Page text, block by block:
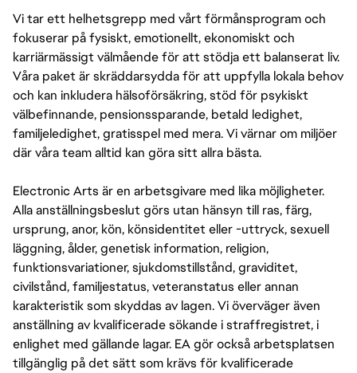
Vi tar ett helhetsgrepp med vårt förmånsprogram och
fokuserar på fysiskt, emotionellt, ekonomiskt och
karriärmässigt välmående för att stödja ett balanserat liv.
Våra paket är skräddarsydda för att uppfylla lokala behov
och kan inkludera hälsoförsäkring, stöd för psykiskt
välbefinnande, pensionssparande, betald ledighet,
familjeledighet, gratisspel med mera. Vi värnar om miljöer
där våra team alltid kan göra sitt allra bästa.
Electronic Arts är en arbetsgivare med lika möjligheter.
Alla anställningsbeslut görs utan hänsyn till ras, färg,
ursprung, anor, kön, könsidentitet eller -uttryck, sexuell
läggning, ålder, genetisk information, religion,
funktionsvariationer, sjukdomstillstånd, graviditet,
civilstånd, familjestatus, veteranstatus eller annan
karakteristik som skyddas av lagen. Vi överväger även
anställning av kvalificerade sökande i straffregistret, i
enlighet med gällande lagar. EA gör också arbetsplatsen
tillgänglig på det sätt som krävs för kvalificerade